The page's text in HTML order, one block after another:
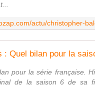
pour la série française.
de la saison 6 de sa